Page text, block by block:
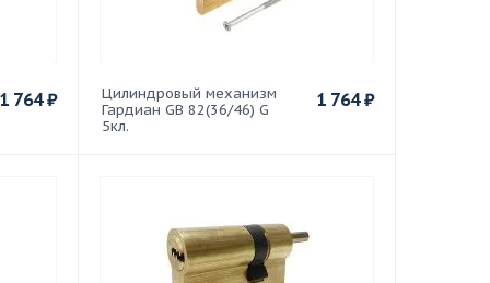
1 764₽
Цилиндровый механизм
Гардиан GB 82(36/46) G
5кл.
1 764₽